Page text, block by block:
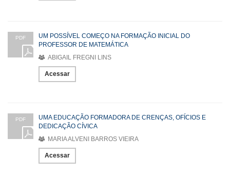
PDF
UM POSSÍVEL COMEÇO NA FORMAÇÃO INICIAL DO
PROFESSOR DE MATEMÁTICA
ABIGAIL FREGNI LINS
Acessar
PDF
UMA EDUCAÇÃO FORMADORA DE CRENÇAS, OFÍCIOS E
DEDICAÇÃO CÍVICA
MARIA ALVENI BARROS VIEIRA
Acessar